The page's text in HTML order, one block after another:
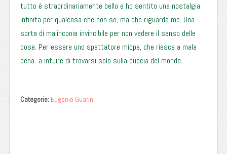
tutto è straordinariamente bello e ho sentito una nostalgia
infinita per qualcosa che non so, ma che riguarda me. Una
sorta di malinconia invincibile per non vedere il senso delle
cose. Per essere uno spettatore miope, che riesce a mala
pena a intuire di trovarsi solo sulla buccia del mondo.
Categorie: Eugenio Guarini